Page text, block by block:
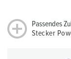
Passendes
Stecker